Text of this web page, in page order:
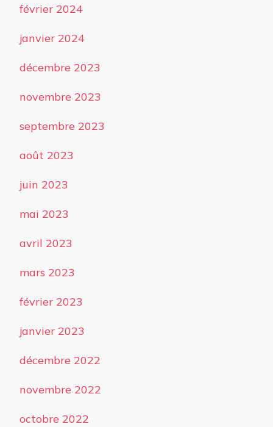
février 2024
janvier 2024
décembre 2023
novembre 2023
septembre 2023
août 2023
juin 2023
mai 2023
avril 2023
mars 2023
février 2023
janvier 2023
décembre 2022
novembre 2022
octobre 2022